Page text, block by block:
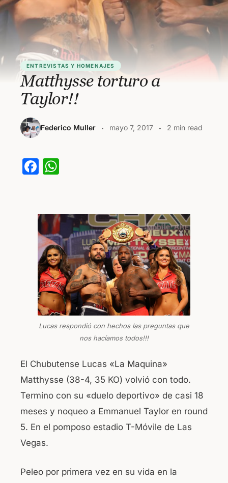
ENTREVISTAS Y HOMENAJES
Matthysse torturo a
Taylor!!
Federico Muller mayo 7, 2017 2 min read
F
e
b
o
o
k
s
A
p
p
Lucas respondió con hechos las preguntas que
nos hacíamos todos!!!
El Chubutense Lucas «La Maquina»
Matthysse (38-4, 35 KO) volvió con todo.
Termino con su «duelo deportivo» de casi 18
meses y noqueo a Emmanuel Taylor en round
5. En el pomposo estadio T-Móvile de Las
Vegas.
Peleo por primera vez en su vida en la